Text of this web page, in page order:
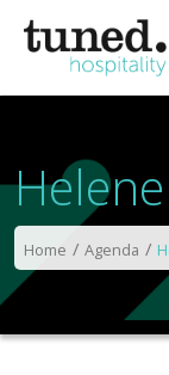
Home Agenda